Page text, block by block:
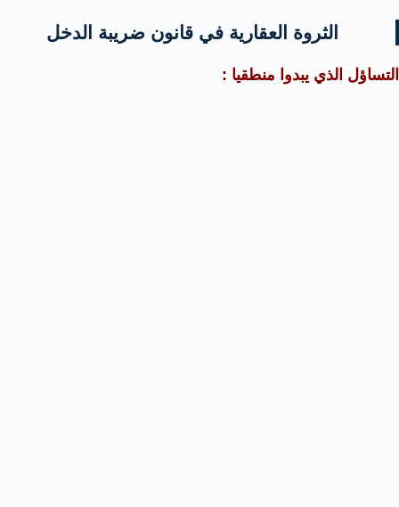
الثروة العقارية في قانون ضريبة الدخل
التساؤل الذي يبدوا منطقيا :